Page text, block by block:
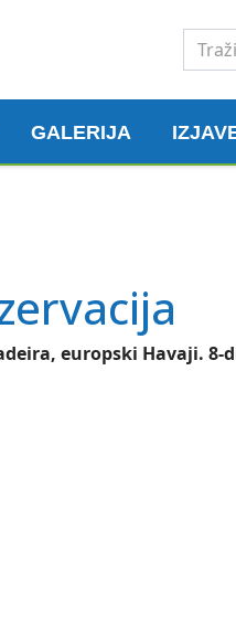
Traži
GALERIJA
europski Havaji.